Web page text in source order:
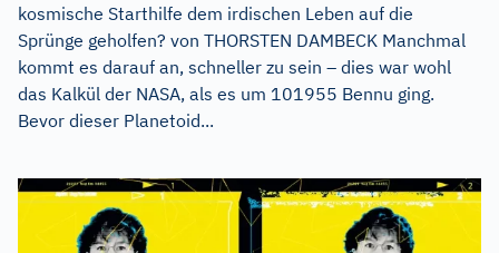
kosmische Starthilfe dem irdischen Leben auf die
Sprünge geholfen? von THORSTEN DAMBECK Manchmal
kommt es darauf an, schneller zu sein – dies war wohl
das Kalkül der NASA, als es um 101955 Bennu ging.
Bevor dieser Planetoid...